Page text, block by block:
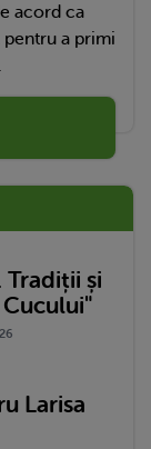
acord ca
a primi
Tradiții și
Larisa